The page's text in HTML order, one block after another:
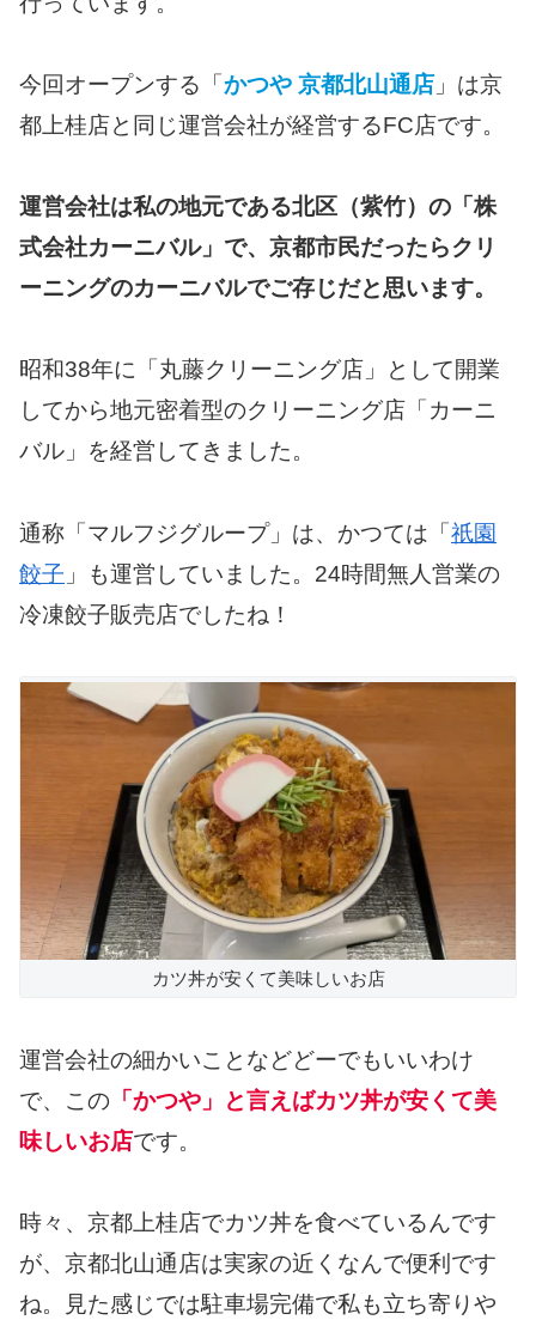
今回オープンする「 かつや 京都北山通店 」は京
都上桂店と同じ運営会社が経営するFC店です。
運営会社は私の地元である北区（紫竹）の「株
式会社カーニバル」で、京都市民だったらクリ
ーニングのカーニバルでご存じだと思います。
昭和38年に「丸藤クリーニング店」として開業
してから地元密着型のクリーニング店「カーニ
バル」を経営してきました。
通称「マルフジグループ」は、かつては「祇園
餃子 」も運営していました。24時間無人営業の
冷凍餃子販売店でしたね！
カツ丼が安くて美味しいお店
運営会社の細かいことなどどーでもいいわけ
で、この 「かつや」と言えばカツ丼が安くて美
味しいお店です。
時々、京都上桂店でカツ丼を食べているんです
が、京都北山通店は実家の近くなんで便利です
ね。見た感じでは駐車場完備で私も立ち寄りや